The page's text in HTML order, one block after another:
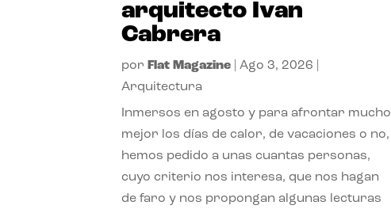
arquitecto Ivan
Cabrera
por Flat Magazine |Ago 3, 2026
Arquitectura
Inmersos en agosto y para afrontar mucho
mejor los días de calor, de vacaciones o no,
hemos pedido a unas cuantas personas,
cuyo criterio nos interesa, que nos hagan
de faro y nos propongan algunas lecturas